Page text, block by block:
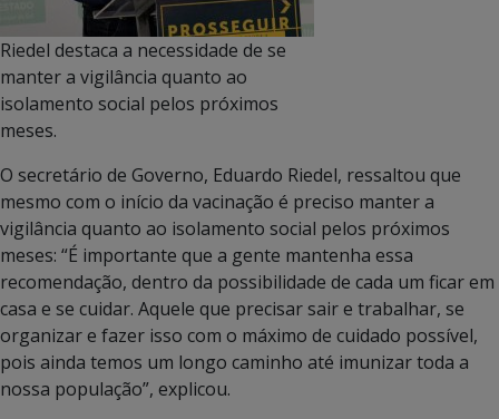
Riedel destaca a necessidade de se
manter a vigilância quanto ao
isolamento social pelos próximos
meses.
O secretário de Governo, Eduardo Riedel, ressaltou que
mesmo com o início da vacinação é preciso manter a
vigilância quanto ao isolamento social pelos próximos
meses: “É importante que a gente mantenha essa
recomendação, dentro da possibilidade de cada um ficar em
casa e se cuidar. Aquele que precisar sair e trabalhar, se
organizar e fazer isso com o máximo de cuidado possível,
pois ainda temos um longo caminho até imunizar toda a
nossa população”, explicou.